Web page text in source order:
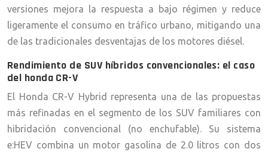
versiones mejora la respuesta a bajo régimen y reduce
ligeramente el consumo en tráfico urbano, mitigando una
de las tradicionales desventajas de los motores diésel.
Rendimiento de SUV híbridos convencionales: el caso
del honda CR-V
El Honda CR-V Hybrid representa una de las propuestas
más refinadas en el segmento de los SUV familiares con
hibridación convencional (no enchufable). Su sistema
e:HEV combina un motor gasolina de 2.0 litros con dos